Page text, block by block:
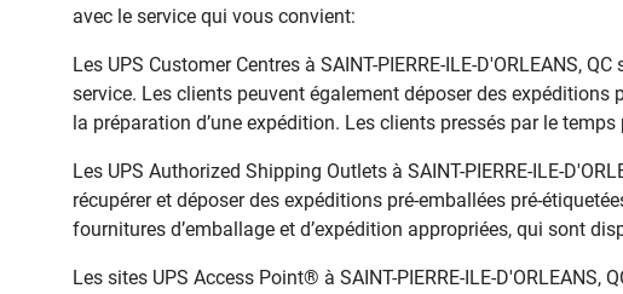
avec le service qui vous convient:
Les UPS Customer Centres à SAINT-PIERRE-ILE-D'ORLEANS,
service. Les clients peuvent également déposer des
la préparation d’une expédition. Les clients pressés par le
Les UPS Authorized Shipping Outlets à SAINT-PIERRE-ILE-
récupérer et déposer des expéditions pré-emballées pré-
fournitures d’emballage et d’expédition appropriées, qui sont
Les sites UPS Access Point® à SAINT-PIERRE-ILE-